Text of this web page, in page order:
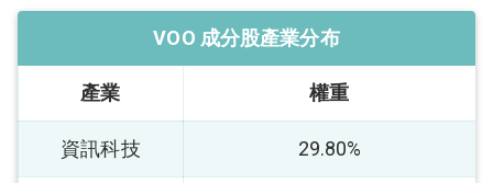
VOO 成分股產業分布
產業 權重
資訊科技 29.80%